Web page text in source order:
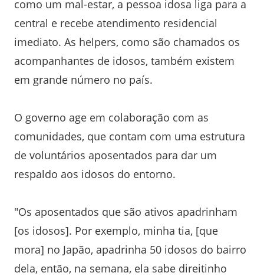
como um mal-estar, a pessoa idosa liga para a
central e recebe atendimento residencial
imediato. As helpers, como são chamados os
acompanhantes de idosos, também existem
em grande número no país.
O governo age em colaboração com as
comunidades, que contam com uma estrutura
de voluntários aposentados para dar um
respaldo aos idosos do entorno.
"Os aposentados que são ativos apadrinham
[os idosos]. Por exemplo, minha tia, [que
mora] no Japão, apadrinha 50 idosos do bairro
dela, então, na semana, ela sabe direitinho